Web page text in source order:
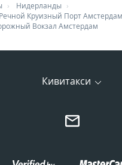
Нидерланды
Круизный Порт Амстердам
Вокзал Амстердам
Кивитакси